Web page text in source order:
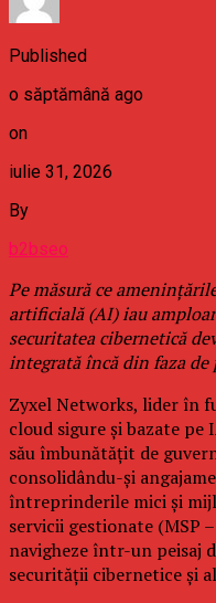
Published
o săptămână ago
on
iulie 31, 2026
By
b2bseo
Pe măsură ce
artificială (AI) iau
securitatea cibernetică
integrată încă din faza de
Zyxel Networks, lider în
cloud sigure și bazate
său îmbunătățit de
consolidându-și
întreprinderile mici și
servicii gestionate (MSP
navigheze într-un peisaj
securității cibernetice și